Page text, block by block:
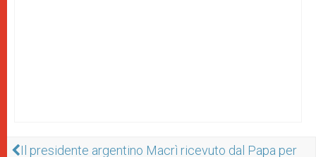
Il presidente argentino Macrì ricevuto dal Papa per